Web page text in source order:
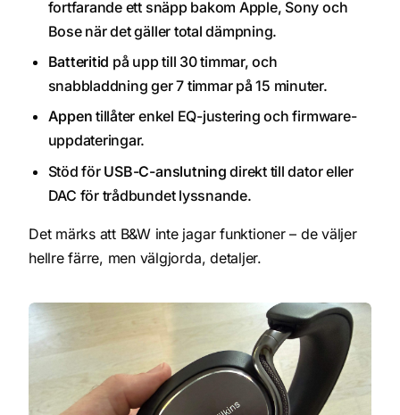
fortfarande ett snäpp bakom Apple, Sony och
Bose när det gäller total dämpning.
Batteritid på upp till 30 timmar, och
snabbladdning ger 7 timmar på 15 minuter.
Appen tillåter enkel EQ-justering och firmware-
uppdateringar.
Stöd för USB-C-anslutning direkt till dator eller
DAC för trådbundet lyssnande.
Det märks att B&W inte jagar funktioner – de väljer
hellre färre, men välgjorda, detaljer.